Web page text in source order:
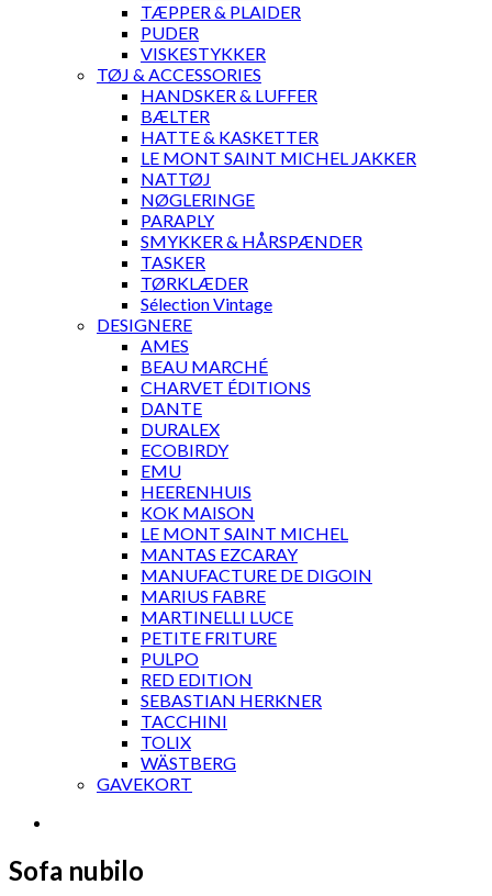
TÆPPER & PLAIDER
PUDER
VISKESTYKKER
TØJ & ACCESSORIES
HANDSKER & LUFFER
BÆLTER
HATTE & KASKETTER
LE MONT SAINT MICHEL JAKKER
NATTØJ
NØGLERINGE
PARAPLY
SMYKKER & HÅRSPÆNDER
TASKER
TØRKLÆDER
Sélection Vintage
DESIGNERE
AMES
BEAU MARCHÉ
CHARVET ÉDITIONS
DANTE
DURALEX
ECOBIRDY
EMU
HEERENHUIS
KOK MAISON
LE MONT SAINT MICHEL
MANTAS EZCARAY
MANUFACTURE DE DIGOIN
MARIUS FABRE
MARTINELLI LUCE
PETITE FRITURE
PULPO
RED EDITION
SEBASTIAN HERKNER
TACCHINI
TOLIX
WÄSTBERG
GAVEKORT
Sofa nubilo